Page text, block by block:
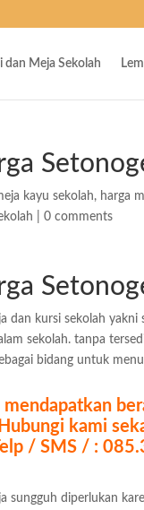
dan Meja Sekolah
kayu sekolah, harga
|0 comments
dan kursi sekolah
sekolah. tanpa
bidang untuk
mendapatkan
Hubungi kami
/ SMS / :
sungguh diperlukan